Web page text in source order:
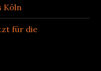
Köln
für die